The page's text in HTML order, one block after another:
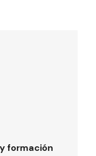
formación